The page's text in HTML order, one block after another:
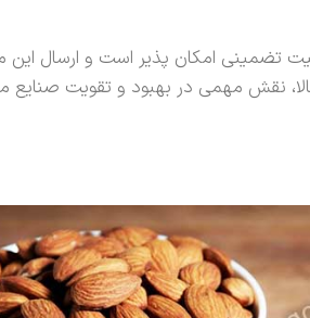
تضمینی امکان پذیر است و ارسال
نقش مهمی در بهبود و تقویت صنایع